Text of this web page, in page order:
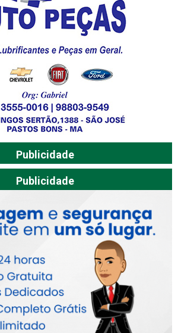
Publicidade
Publicidade